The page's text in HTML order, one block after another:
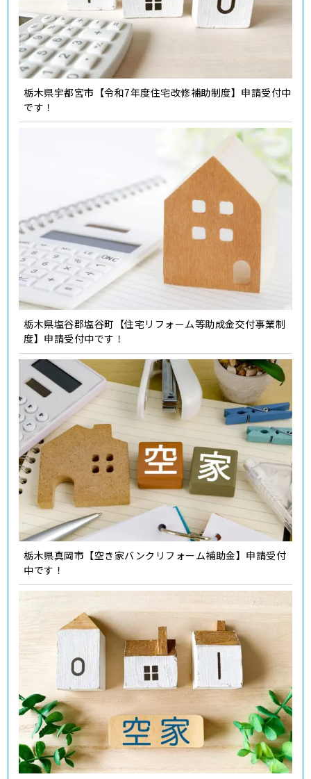
栃木県宇都宮市【令和7年度住宅改修補助制度】申請受付中
です！
栃木県塩谷郡塩谷町【住宅リフォーム等助成金交付事業制
度】申請受付中です！
栃木県真岡市【空き家バンクリフォーム補助金】申請受付
中です！